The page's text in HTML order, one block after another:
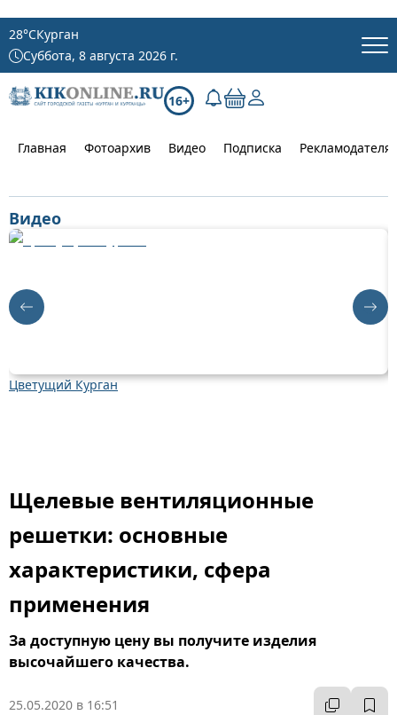
28°CКурган
Суббота, 8 августа 2026 г.
16+
Главная Фотоархив Видео Подписка
Видео
Цветущий Курган
Щелевые вентиляционные
решетки: основные
характеристики, сфера
применения
За доступную цену вы получите изделия
высочайшего качества.
25.05.2020 в 16:51